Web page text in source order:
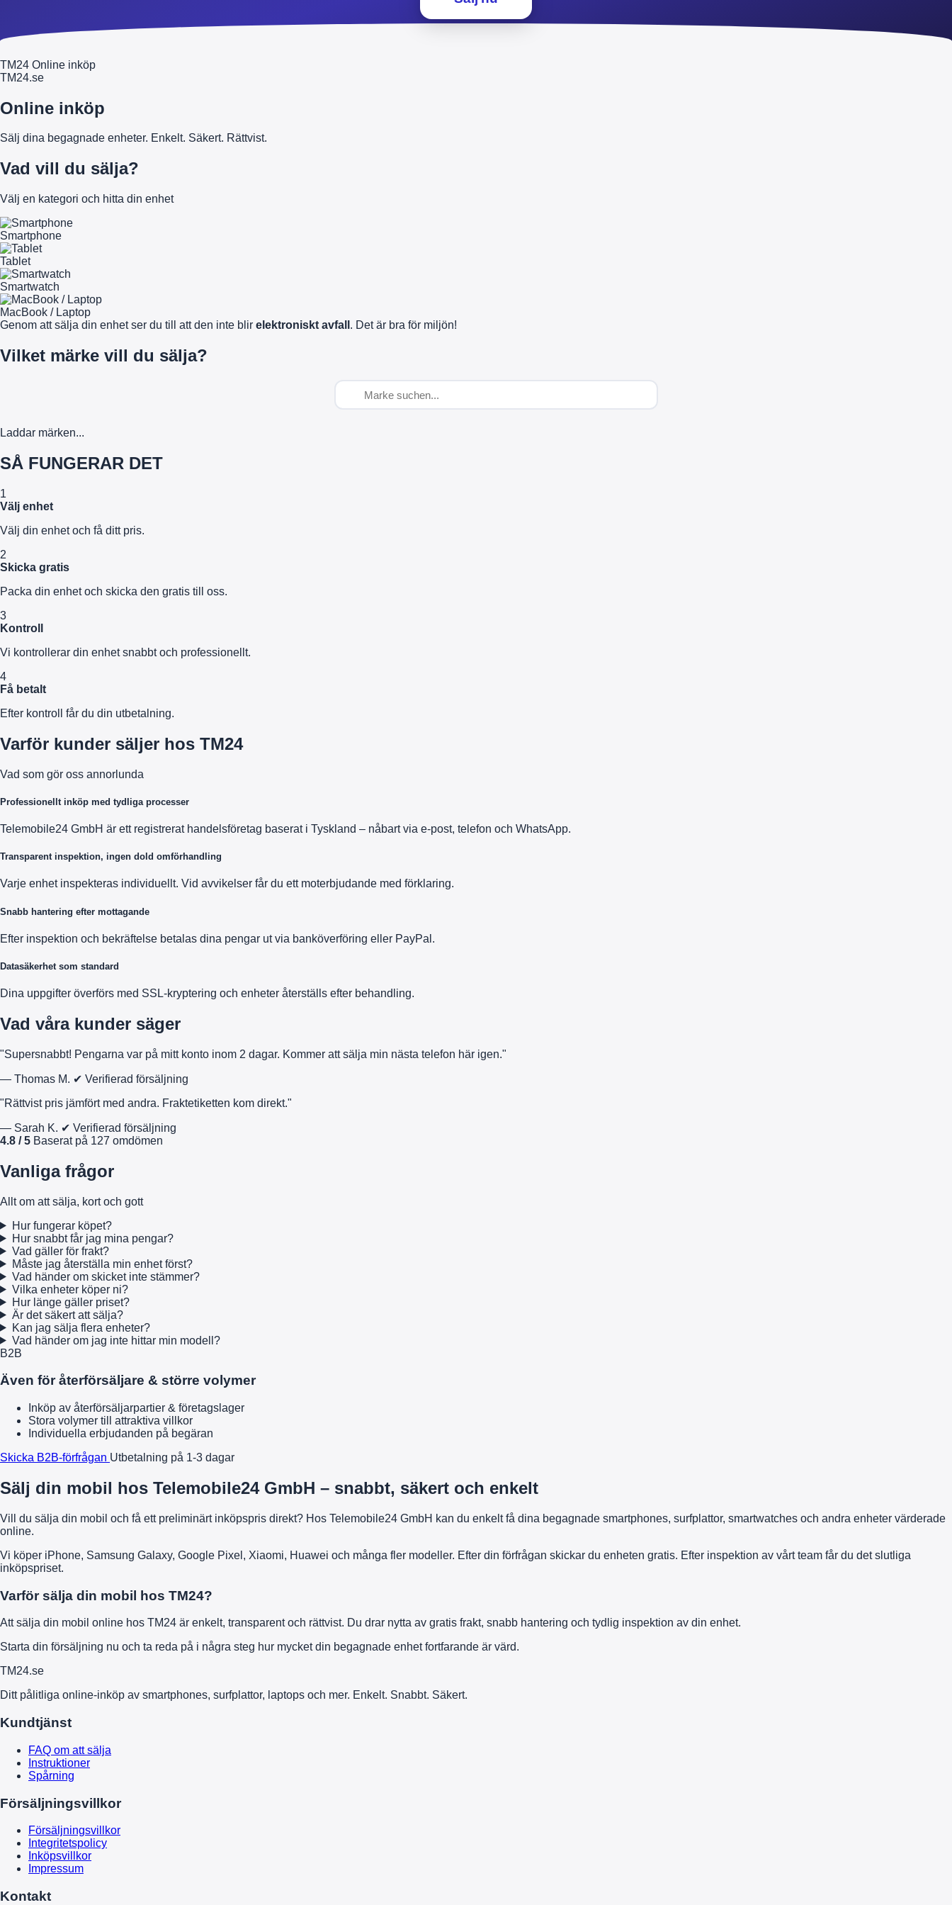
TM24 Online inköp
TM24.se
Online inköp
Sälj dina begagnade enheter. Enkelt. Säkert. Rättvist.
Vad vill du sälja?
Välj en kategori och hitta din enhet
Smartphone
Tablet
Smartwatch
MacBook / Laptop
Genom att sälja din enhet ser du till att den inte blir elektroniskt avfall . Det är bra för miljön!
Vilket märke vill du sälja?
Laddar märken...
SÅ FUNGERAR DET
1
Välj enhet
Välj din enhet och få ditt pris.
2
Skicka gratis
Packa din enhet och skicka den gratis till oss.
3
Kontroll
Vi kontrollerar din enhet snabbt och professionellt.
4
Få betalt
Efter kontroll får du din utbetalning.
Varför kunder säljer hos TM24
Vad som gör oss annorlunda
Professionellt inköp med tydliga processer
Telemobile24 GmbH är ett registrerat handelsföretag baserat i Tyskland – nåbart via e-post, telefon och WhatsApp.
Transparent inspektion, ingen dold omförhandling
Varje enhet inspekteras individuellt. Vid avvikelser får du ett moterbjudande med förklaring.
Snabb hantering efter mottagande
Efter inspektion och bekräftelse betalas dina pengar ut via banköverföring eller PayPal.
Datasäkerhet som standard
Dina uppgifter överförs med SSL-kryptering och enheter återställs efter behandling.
Vad våra kunder säger
"Supersnabbt! Pengarna var på mitt konto inom 2 dagar. Kommer att sälja min nästa telefon här igen."
— Thomas M. ✔ Verifierad försäljning
"Rättvist pris jämfört med andra. Fraktetiketten kom direkt."
— Sarah K. ✔ Verifierad försäljning
4.8 / 5 Baserat på 127 omdömen
Vanliga frågor
Allt om att sälja, kort och gott
Hur fungerar köpet?
Hur snabbt får jag mina pengar?
Vad gäller för frakt?
Måste jag återställa min enhet först?
Vad händer om skicket inte stämmer?
Vilka enheter köper ni?
Hur länge gäller priset?
Är det säkert att sälja?
Kan jag sälja flera enheter?
Vad händer om jag inte hittar min modell?
B2B
Även för återförsäljare & större volymer
Inköp av återförsäljarpartier & företagslager
Stora volymer till attraktiva villkor
Individuella erbjudanden på begäran
Skicka B2B-förfrågan Utbetalning på 1-3 dagar
Sälj din mobil hos Telemobile24 GmbH – snabbt, säkert och enkelt
Vill du sälja din mobil och få ett preliminärt inköpspris direkt? Hos Telemobile24 GmbH kan du enkelt få dina begagnade smartphones, surfplattor, smartwatches och andra enheter värderade
online.
Vi köper iPhone, Samsung Galaxy, Google Pixel, Xiaomi, Huawei och många fler modeller. Efter din förfrågan skickar du enheten gratis. Efter inspektion av vårt team får du det slutliga
inköpspriset.
Varför sälja din mobil hos TM24?
Att sälja din mobil online hos TM24 är enkelt, transparent och rättvist. Du drar nytta av gratis frakt, snabb hantering och tydlig inspektion av din enhet.
Starta din försäljning nu och ta reda på i några steg hur mycket din begagnade enhet fortfarande är värd.
TM24.se
Ditt pålitliga online-inköp av smartphones, surfplattor, laptops och mer. Enkelt. Snabbt. Säkert.
Kundtjänst
FAQ om att sälja
Instruktioner
Spårning
Försäljningsvillkor
Försäljningsvillkor
Integritetspolicy
Inköpsvillkor
Impressum
Kontakt